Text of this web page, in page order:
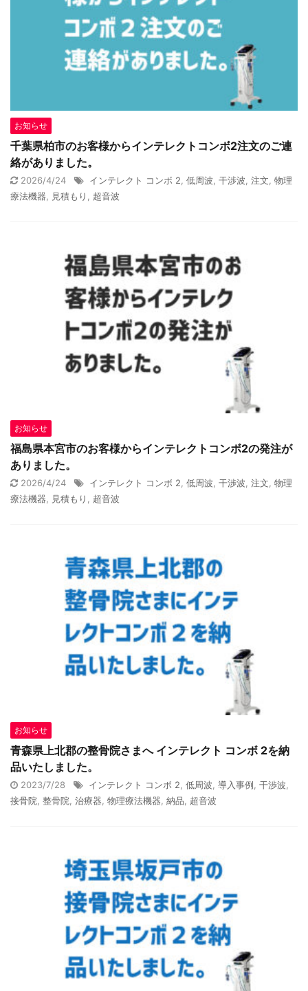
お知らせ
千葉県柏市のお客様からインテレクトコンボ2注文のご連
絡がありました。
2026/4/24 インテレクト コンボ 2 低周波 干渉波 注文 物理
療法機器
見積もり 超音波
お知らせ
福島県本宮市のお客様からインテレクトコンボ2の発注が
ありました。
2026/4/24 インテレクト コンボ 2 低周波 干渉波 注文 物理
療法機器
見積もり 超音波
お知らせ
青森県上北郡の整骨院さまへ インテレクト コンボ 2を納
品いたしました。
2023/7/28 インテレクト コンボ 2, 低周波, 導入事例, 干渉波,
接骨院, 整骨院, 治療器, 物理療法機器, 納品, 超音波